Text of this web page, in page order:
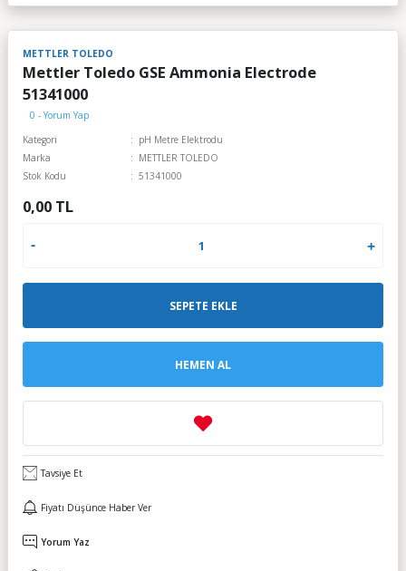
METTLER TOLEDO
Mettler Toledo GSE Ammonia Electrode
51341000
0 - Yorum Yap
Kategori
pH Metre Elektrodu
Marka
METTLER TOLEDO
Stok Kodu
51341000
0,00 TL
SEPETE EKLE
HEMEN AL
Tavsiye Et
Fiyatı Düşünce Haber Ver
Yorum Yaz